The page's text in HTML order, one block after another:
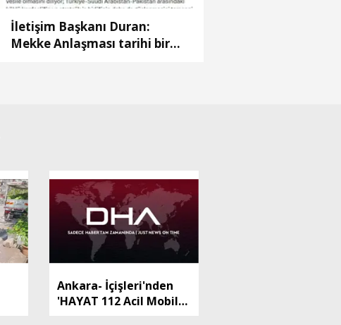
İletişim Başkanı Duran:
Mekke Anlaşması tarihi bir
Ankara- İçişleri'nden
'HAYAT 112 Acil Mobil